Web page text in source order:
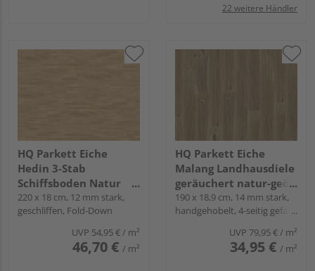
22 weitere Händler
HQ Parkett Eiche
Hedin 3-Stab
Schiffsboden Natur
lackiert - Schiffsboden
2.5
220 x 18 cm, 12 mm stark,
geschliffen, Fold-Down
UVP 54,95 €/ m²
46,70 € / m²
HQ Parkett Eiche
Malang Landhausdiele
geräuchert natur-geölt
- Gealtert
190 x 18,9 cm, 14 mm stark,
handgehobelt, 4-seitig gefast,
UVP 79,95 €/ m²
34,95 € / m²